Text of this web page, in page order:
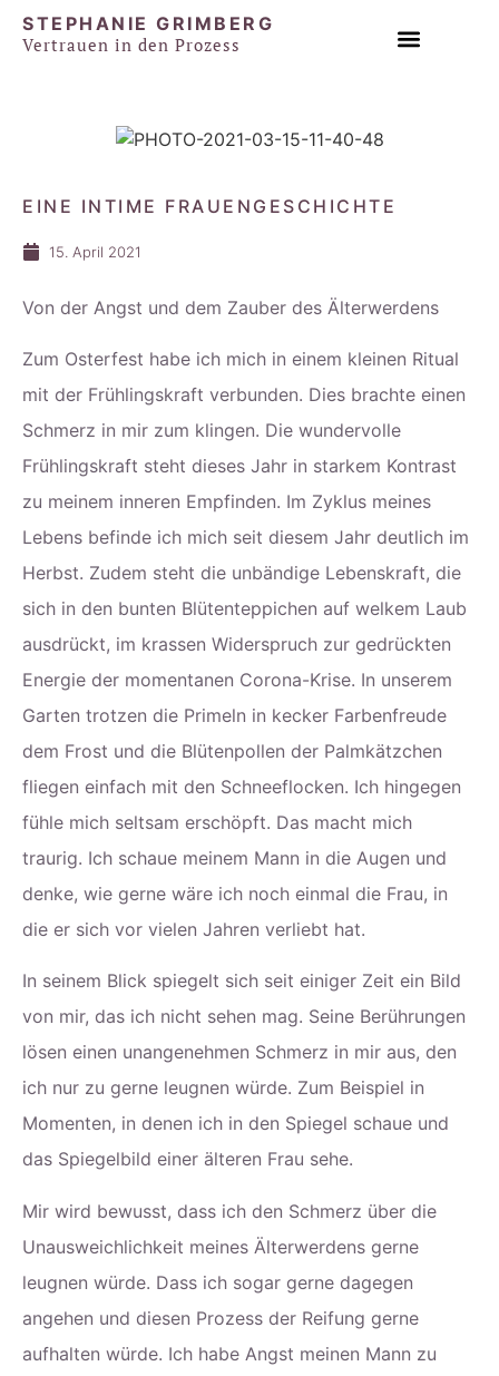
STEPHANIE GRIMBERG
Vertrauen in den Prozess
EINE INTIME FRAUENGESCHICHTE
15. April 2021
Von der Angst und dem Zauber des Älterwerdens
Zum Osterfest habe ich mich in einem kleinen Ritual
mit der Frühlingskraft verbunden. Dies brachte einen
Schmerz in mir zum klingen. Die wundervolle
Frühlingskraft steht dieses Jahr in starkem Kontrast
zu meinem inneren Empfinden. Im Zyklus meines
Lebens befinde ich mich seit diesem Jahr deutlich im
Herbst. Zudem steht die unbändige Lebenskraft, die
sich in den bunten Blütenteppichen auf welkem Laub
ausdrückt, im krassen Widerspruch zur gedrückten
Energie der momentanen Corona-Krise. In unserem
Garten trotzen die Primeln in kecker Farbenfreude
dem Frost und die Blütenpollen der Palmkätzchen
fliegen einfach mit den Schneeflocken. Ich hingegen
fühle mich seltsam erschöpft. Das macht mich
traurig. Ich schaue meinem Mann in die Augen und
denke, wie gerne wäre ich noch einmal die Frau, in
die er sich vor vielen Jahren verliebt hat.
In seinem Blick spiegelt sich seit einiger Zeit ein Bild
von mir, das ich nicht sehen mag. Seine Berührungen
lösen einen unangenehmen Schmerz in mir aus, den
ich nur zu gerne leugnen würde. Zum Beispiel in
Momenten, in denen ich in den Spiegel schaue und
das Spiegelbild einer älteren Frau sehe.
Mir wird bewusst, dass ich den Schmerz über die
Unausweichlichkeit meines Älterwerdens gerne
leugnen würde. Dass ich sogar gerne dagegen
angehen und diesen Prozess der Reifung gerne
aufhalten würde. Ich habe Angst meinen Mann zu